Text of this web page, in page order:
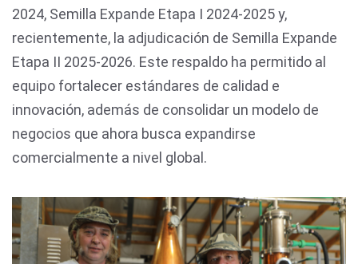
2024, Semilla Expande Etapa I 2024-2025 y,
recientemente, la adjudicación de Semilla Expande
Etapa II 2025-2026. Este respaldo ha permitido al
equipo fortalecer estándares de calidad e
innovación, además de consolidar un modelo de
negocios que ahora busca expandirse
comercialmente a nivel global.